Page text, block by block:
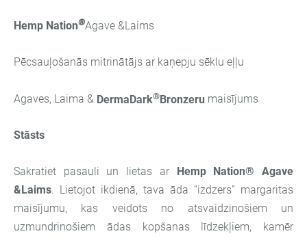
Hemp Nation®Agave &Laims
Pēcsauļošanās mitrinātājs ar kaņepju sēklu eļļu
Agaves, Laima & DermaDark®Bronzeru maisījums
Stāsts
Sakratiet pasauli un lietas ar Hemp Nation® Agave
&Laims. Lietojot ikdienā, tava āda “izdzers” margaritas
maisījumu, kas veidots no atsvaidzinošiem un
uzmundrinošiem ādas kopšanas līdzekļiem, kamēr